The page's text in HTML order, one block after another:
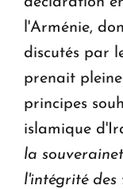
l'Arménie,
discutés par
prenait
principes
islamique
la
l'intégrité